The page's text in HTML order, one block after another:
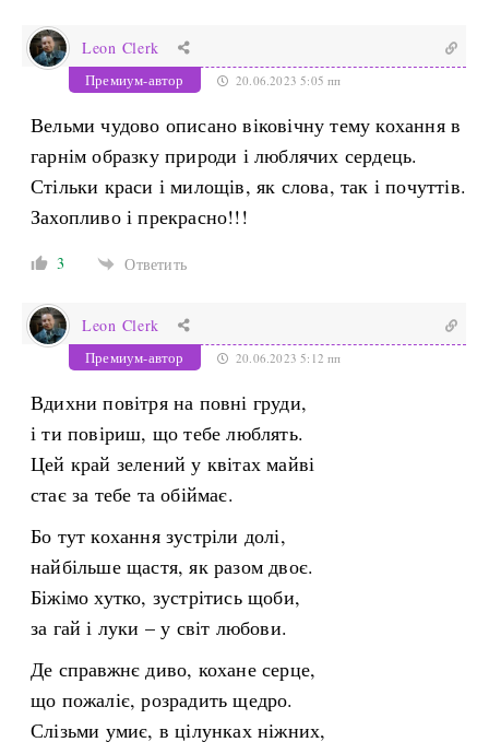
Leon Clerk
Премиум-автор 20.06.2023 5:05 пп
Вельми чудово описано віковічну тему кохання в
гарнім образку природи і люблячих сердець.
Стільки краси і милощів, як слова, так і почуттів.
Захопливо і прекрасно!!!
3 Ответить
Leon Clerk
Премиум-автор 20.06.2023 5:12 пп
Вдихни повітря на повні груди,
і ти повіриш, що тебе люблять.
Цей край зелений у квітах майві
стає за тебе та обіймає.
Бо тут кохання зустріли долі,
найбільше щастя, як разом двоє.
Біжімо хутко, зустрітись щоби,
за гай і луки – у світ любови.
Де справжнє диво, кохане серце,
що пожаліє, розрадить щедро.
Слізьми умиє, в цілунках ніжних,